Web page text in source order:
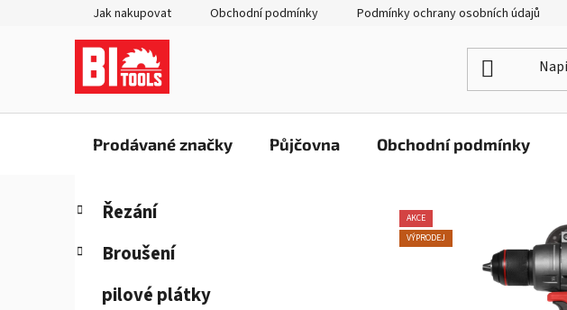
Jak nakupovat Obchodní podmínky Podmínky ochrany osobních údajů
Prodávané značky Půjčovna Obchodní podmínky
P
s
Přeskočit
kategorie
K
a
e
Řezání
Broušení
pilové plátky
AKCE
VÝPRODEJ